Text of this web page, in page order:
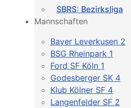
SBRS: Bezirksliga
Mannschaften
Bayer Leverkusen 2
BSG Rheinpark 1
Ford SF Köln 1
Godesberger SK 4
Klub Kölner SF 4
Langenfelder SF 2